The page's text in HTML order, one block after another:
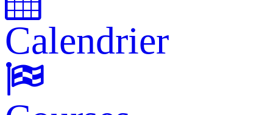
Calendrier